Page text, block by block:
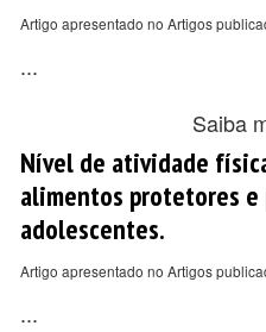
Artigo apresentado no Artigos
...
Saiba
Nível de atividade
alimentos protetores
adolescentes.
Artigo apresentado no Artigos
...